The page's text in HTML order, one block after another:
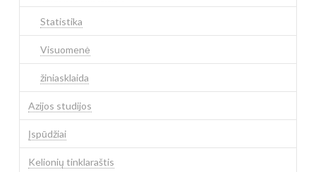
Statistika
Visuomenė
žiniasklaida
Azijos studijos
Įspūdžiai
Kelionių tinklaraštis